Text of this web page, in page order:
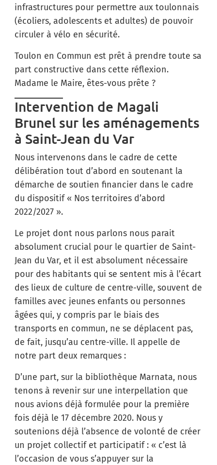
infrastructures pour permettre aux toulonnais
(écoliers, adolescents et adultes) de pouvoir
circuler à vélo en sécurité.
Toulon en Commun est prêt à prendre toute sa
part constructive dans cette réflexion.
Madame le Maire, êtes-vous prête ?
Intervention de Magali
Brunel sur les aménagements
à Saint-Jean du Var
Nous intervenons dans le cadre de cette
délibération tout d’abord en soutenant la
démarche de soutien financier dans le cadre
du dispositif « Nos territoires d’abord
2022/2027 ».
Le projet dont nous parlons nous parait
absolument crucial pour le quartier de Saint-
Jean du Var, et il est absolument nécessaire
pour des habitants qui se sentent mis à l’écart
des lieux de culture de centre-ville, souvent de
familles avec jeunes enfants ou personnes
âgées qui, y compris par le biais des
transports en commun, ne se déplacent pas,
de fait, jusqu’au centre-ville. Il appelle de
notre part deux remarques :
D’une part, sur la bibliothèque Marnata, nous
tenons à revenir sur une interpellation que
nous avions déjà formulée pour la première
fois déjà le 17 décembre 2020. Nous y
soutenions déjà l’absence de volonté de créer
un projet collectif et participatif : « c’est là
l’occasion de vous s’appuyer sur la